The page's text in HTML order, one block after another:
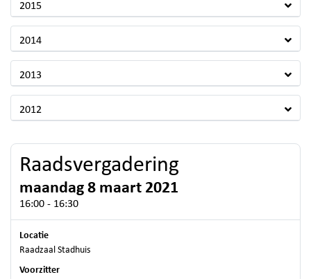
2015
2014
2013
2012
Raadsvergadering
maandag 8 maart 2021
16:00 - 16:30
Locatie
Raadzaal Stadhuis
Voorzitter